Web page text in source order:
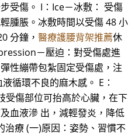
受傷。 I：Ice－冰敷： 受傷
腫脹。冰敷時間以受傷 48 小
分鐘， 醫療護腰背架推薦休
－壓迫：對受傷處進
性繃帶包紮固定受傷處，注
循環不良的麻木感。 E：
受傷部位可抬高於心臟，在下
血液滲 出，減輕發炎，降低
治療 (一)原因：姿勢、習慣不